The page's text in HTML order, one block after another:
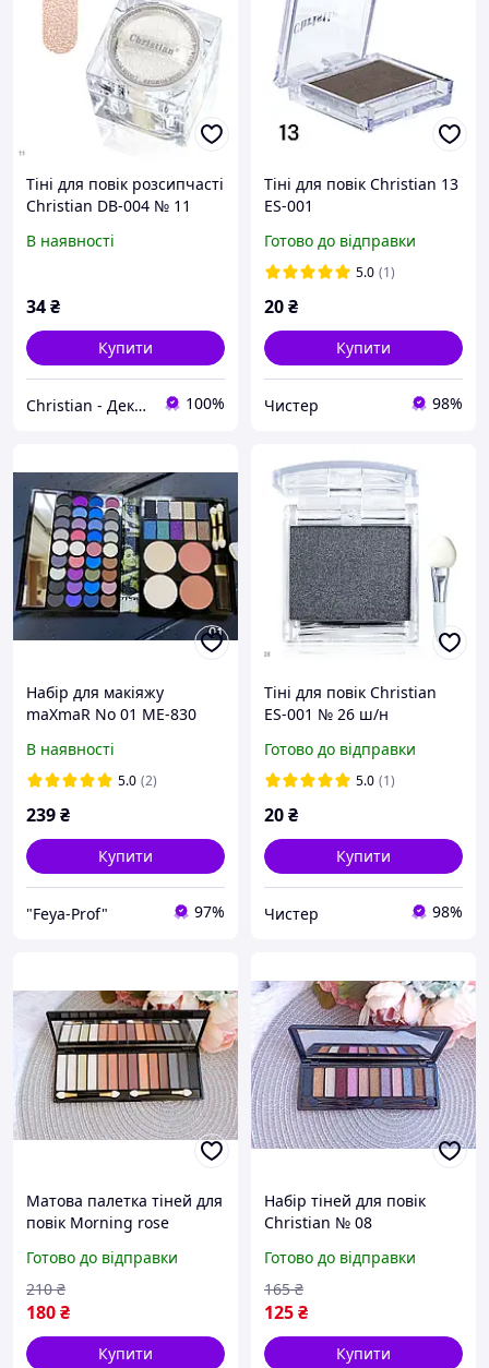
Тіні для повік розсипчасті
Christian DB-004 № 11
В наявності
34₴
Купити
Christian - Декоративна косметика 100%
Тіні для повік Christian 13
ES-001
Готово до відправки
5.0 (1)
20₴
Купити
Чистер 98%
Набір для макіяжу
maXmaR No 01 ME-830
В наявності
5.0 (2)
239₴
Купити
"Feya-Prof" 97%
Тіні для повік Christian
ES-001 № 26 ш/н
Готово до відправки
5.0 (1)
20₴
Купити
Чистер 98%
Матова палетка тіней для
повік Morning rose
Готово до відправки
180₴
210 ₴
Купити
Набір тіней для повік
Christian № 08
Готово до відправки
125₴
165 ₴
Купити